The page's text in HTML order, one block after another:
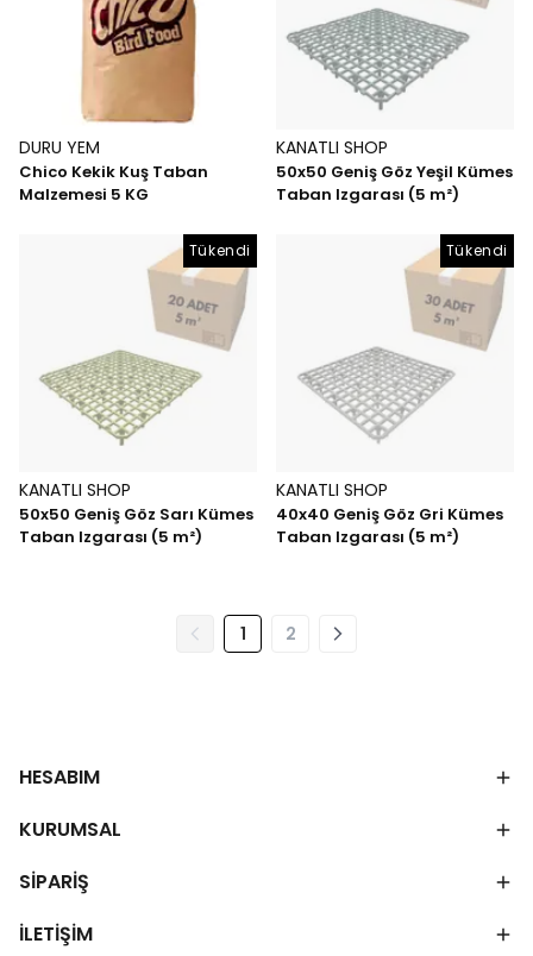
DURU YEM
Chico Kekik Kuş Taban
Malzemesi 5 KG
KANATLI SHOP
50x50 Geniş Göz Yeşil Kümes
Taban Izgarası (5 m²)
Tükendi
KANATLI SHOP
50x50 Geniş Göz Sarı Kümes
Taban Izgarası (5 m²)
Tükendi
KANATLI SHOP
40x40 Geniş Göz Gri Kümes
Taban Izgarası (5 m²)
1 2
HESABIM
KURUMSAL
SİPARİŞ
İLETİŞİM